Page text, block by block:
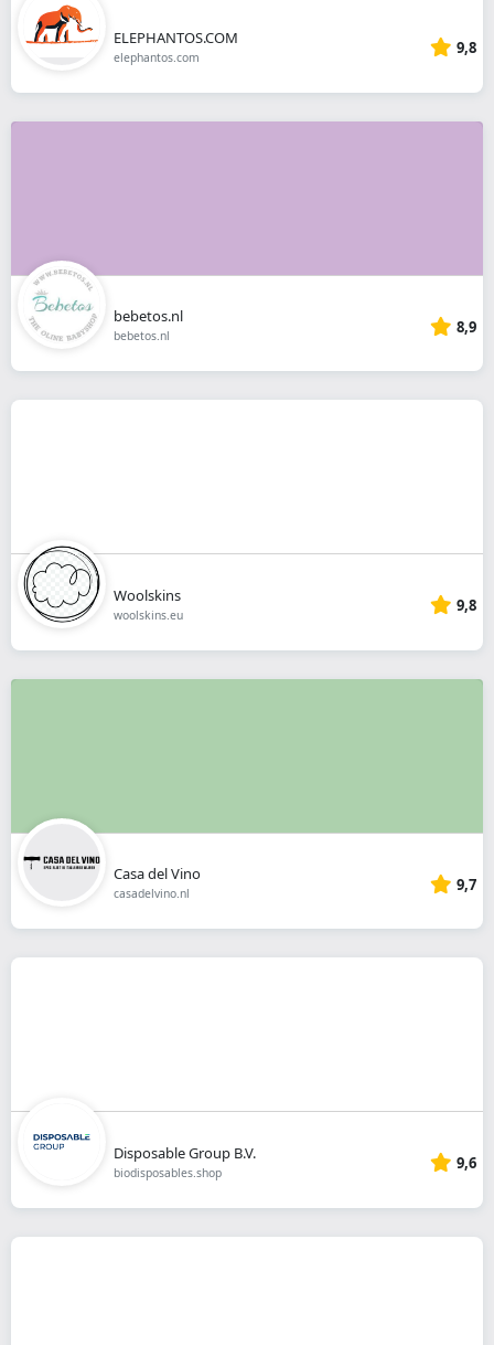
ELEPHANTOS.COM
elephantos.com 9,8
bebetos.nl
bebetos.nl 8,9
Woolskins
woolskins.eu 9,8
Casa del Vino
casadelvino.nl 9,7
Disposable Group B.V.
biodisposables.shop 9,6